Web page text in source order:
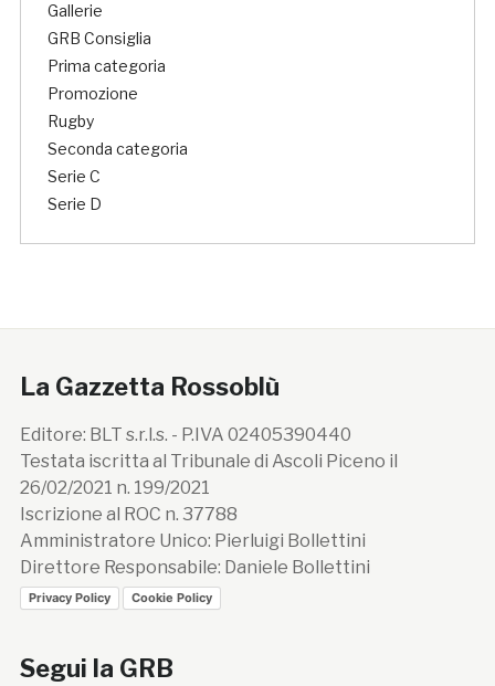
Gallerie
GRB Consiglia
Prima categoria
Promozione
Rugby
Seconda categoria
Serie C
Serie D
La Gazzetta Rossoblù
Editore: BLT s.r.l.s. - P.IVA 02405390440
Testata iscritta al Tribunale di Ascoli Piceno il
26/02/2021 n. 199/2021
Iscrizione al ROC n. 37788
Amministratore Unico: Pierluigi Bollettini
Direttore Responsabile: Daniele Bollettini
Privacy Policy Cookie Policy
Segui la GRB